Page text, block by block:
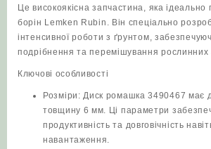
кількість
Це високоякісна запчастина, яка ідеально
борін Lemken Rubin. Він спеціально
інтенсивної роботи з ґрунтом,
подрібнення та перемішування рослинних
Ключові особливості
Розміри: Диск ромашка 3490467 має
товщину 6 мм. Ці параметри
продуктивність та довговічність
навантаження.